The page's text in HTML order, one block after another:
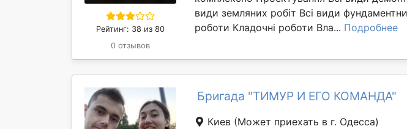
Рейтинг: 38 из 80
0 отзывов
види земляних робіт Всі види
роботи Кладочні роботи Вла... Подробнее
Бригада "ТИМУР И ЕГО КОМАНДА"
Киев (Может приехать в г. Одесса)